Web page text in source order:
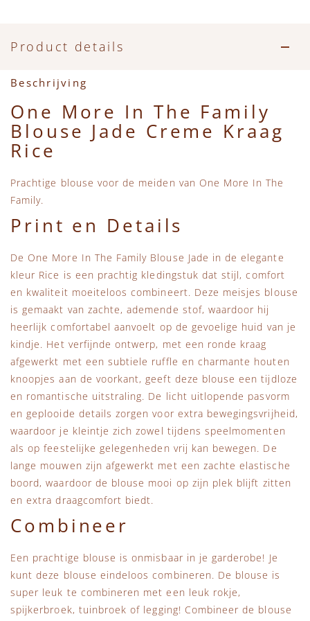
Zwemkleding
Feestkleding
Beren, Speendoekjes en Knuffeldoekjes
Tassen
Verzorgingsproducten
Beren
Mini Rodini
+1 in the family
New Balance
Piupiuchick
Play Up
Sproet & Sprout
Tiny Cottons
Product details
Beschrijving
One More In The Family
Blouse Jade Creme Kraag
Rice
Prachtige blouse voor de meiden van One More In The
Family.
Print en Details
De One More In The Family Blouse Jade in de elegante
kleur Rice is een prachtig kledingstuk dat stijl, comfort
en kwaliteit moeiteloos combineert. Deze meisjes blouse
is gemaakt van zachte, ademende stof, waardoor hij
heerlijk comfortabel aanvoelt op de gevoelige huid van je
kindje. Het verfijnde ontwerp, met een ronde kraag
afgewerkt met een subtiele ruffle en charmante houten
knoopjes aan de voorkant, geeft deze blouse een tijdloze
en romantische uitstraling. De licht uitlopende pasvorm
en geplooide details zorgen voor extra bewegingsvrijheid,
waardoor je kleintje zich zowel tijdens speelmomenten
als op feestelijke gelegenheden vrij kan bewegen. De
lange mouwen zijn afgewerkt met een zachte elastische
boord, waardoor de blouse mooi op zijn plek blijft zitten
en extra draagcomfort biedt.
Combineer
Een prachtige blouse is onmisbaar in je garderobe! Je
kunt deze blouse eindeloos combineren. De blouse is
super leuk te combineren met een leuk rokje,
spijkerbroek, tuinbroek of legging! Combineer de blouse